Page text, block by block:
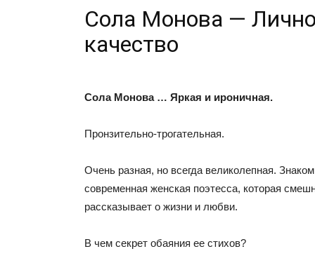
Сола Монова —
качество
Сола Монова … Яркая и ироничная.
Пронзительно-трогательная.
Очень разная, но всегда великолепная.
современная женская поэтесса, которая
рассказывает о жизни и любви.
В чем секрет обаяния ее стихов?